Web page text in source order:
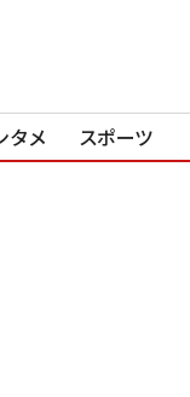
タメ スポーツ